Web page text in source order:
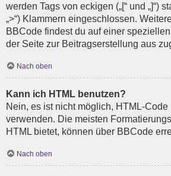
werden Tags von eckigen („[“ und „]“)
„>“) Klammern eingeschlossen.
BBCode findest du auf einer
der Seite zur Beitragserstellung aus
Nach oben
Kann ich HTML benutzen?
Nein, es ist nicht möglich, HTML-Code
verwenden. Die meisten
HTML bietet, können über BBCode
Nach oben